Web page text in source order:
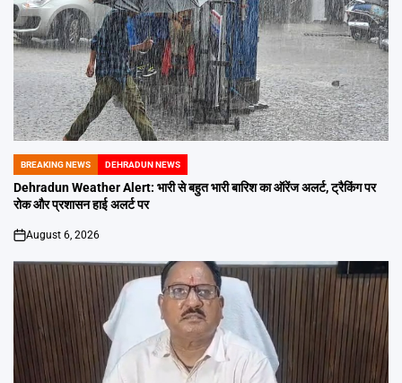
POSTED
IN
BREAKING NEWS DEHRADUN NEWS
Dehradun Weather Alert: भारी से बहुत भारी बारिश का ऑरेंज अलर्ट, ट्रैकिंग पर
रोक और प्रशासन हाई अलर्ट पर
on
August 6, 2026